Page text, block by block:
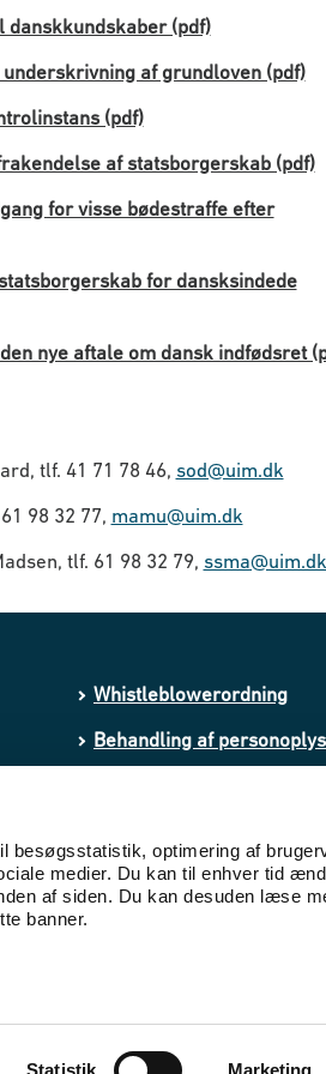
besøgsstatistik, optimering af
medier. Du kan til enhver tid
af siden. Du kan desuden læse
banner.
Statistik Marketing
(pdf)
af grundloven (pdf)
(pdf)
af statsborgerskab (pdf)
for visse bødestraffe efter
for dansksindede
nye aftale om dansk indfødsret
tlf. 41 71 78 46, sod@uim.dk
98 32 77, mamu@uim.dk
tlf. 61 98 32 79, ssma@uim.dk
Whistleblowerordning
Behandling af
Tilgængelighedserklæring